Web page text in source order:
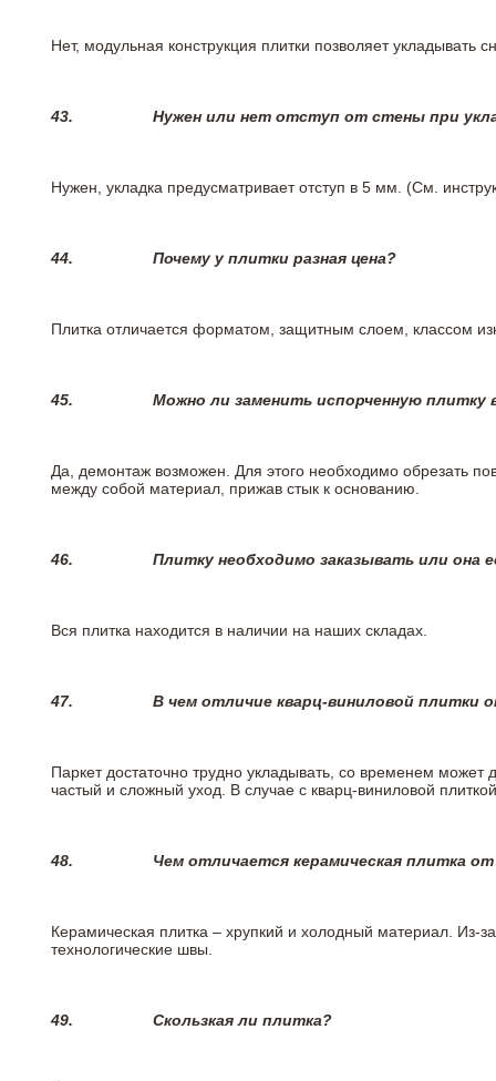
Нет, модульная конструкция плитки позволяет
43. Нужен или нет отступ от стены при
Нужен, укладка предусматривает отступ в 5 мм. (См.
44. Почему у плитки разная цена?
Плитка отличается форматом, защитным слоем, классом
45. Можно ли заменить испорченную плитку
Да, демонтаж возможен. Для этого необходимо обрезать
между собой материал, прижав стык к основанию.
46. Плитку необходимо заказывать или она
Вся плитка находится в наличии на наших складах.
47. В чем отличие кварц-виниловой плитки
Паркет достаточно трудно укладывать, со временем
частый и сложный уход. В случае с кварц-виниловой
48. Чем отличается керамическая плитка
Керамическая плитка – хрупкий и холодный материал. Из-
технологические швы.
49. Скользкая ли плитка?